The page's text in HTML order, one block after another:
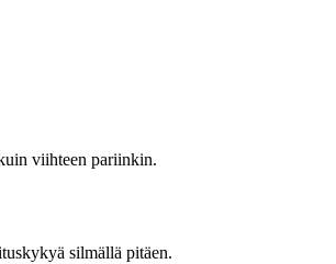
viihteen pariinkin.
silmällä pitäen.